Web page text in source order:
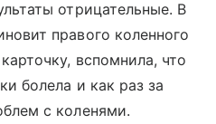
отрицательные. В
правого коленного
вспомнила, что
болела и как раз за
с коленями.